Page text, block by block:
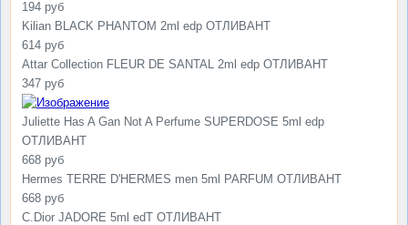
194 руб
Kilian BLACK PHANTOM 2ml edp ОТЛИВАНТ
614 руб
Attar Collection FLEUR DE SANTAL 2ml edp ОТЛИВАНТ
347 руб
Juliette Has A Gan Not A Perfume SUPERDOSE 5ml edp
ОТЛИВАНТ
668 руб
Hermes TERRE D'HERMES men 5ml PARFUM ОТЛИВАНТ
668 руб
C.Dior JADORE 5ml edT ОТЛИВАНТ